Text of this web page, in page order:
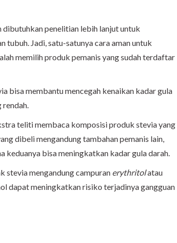
dibutuhkan penelitian lebih lanjut untuk
tubuh. Jadi, satu-satunya cara aman untuk
memilih produk pemanis yang sudah terdaftar
bisa membantu mencegah kenaikan kadar gula
teliti membaca komposisi produk stevia yang
dibeli mengandung tambahan pemanis lain,
keduanya bisa meningkatkan kadar gula darah.
stevia mengandung campuran erythritolatau
dapat meningkatkan risiko terjadinya gangguan